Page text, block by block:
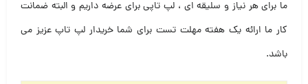
ما برای هر نیاز و سلیقه ای ، لپ تاپی برای عرضه داریم و البته ضمانت
کار ما ارائه یک هفته مهلت تست برای شما خریدار لپ تاپ عزیز می
باشد.